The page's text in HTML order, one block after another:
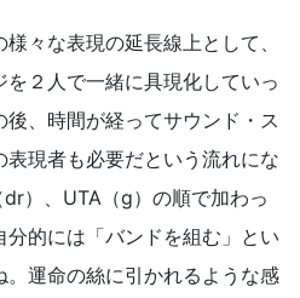
々な表現の延長線上として、
２人で一緒に具現化していっ
、時間が経ってサウンド・ス
現者も必要だという流れにな
）、UTA（g）の順で加わっ
的には「バンドを組む」とい
。運命の絲に引かれるような感